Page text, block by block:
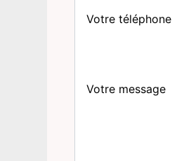
Votre téléphone
Votre message